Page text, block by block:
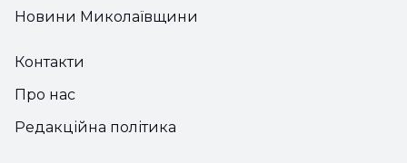
Новини Миколаївщини
Контакти
Про нас
Редакційна політика